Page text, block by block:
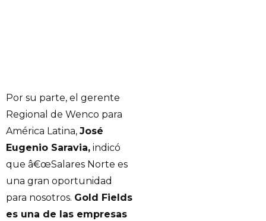
Por su parte, el gerente
Regional de Wenco para
América Latina, José
Eugenio Saravia, indicó
que â€œSalares Norte es
una gran oportunidad
para nosotros. Gold Fields
es una de las empresas